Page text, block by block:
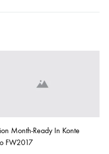
Month-Ready In Konte
FW2017